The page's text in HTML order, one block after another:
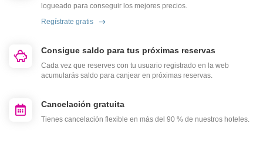
logueado para conseguir los mejores precios.
Regístrate gratis
Consigue saldo para tus próximas reservas
Cada vez que reserves con tu usuario registrado en la web
acumularás saldo para canjear en próximas reservas.
Cancelación gratuita
Tienes cancelación flexible en más del 90 % de nuestros hoteles.